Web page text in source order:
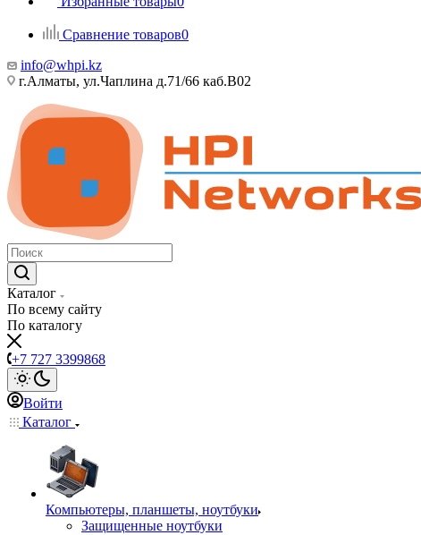
Сравнение товаров0
info@whpi.kz
г.Алматы, ул.Чаплина д.71/66 каб.B02
Каталог
По всему сайту
По каталогу
+7 727 3399868
Войти
Каталог
Компьютеры, планшеты, ноутбуки
Защищенные ноутбуки